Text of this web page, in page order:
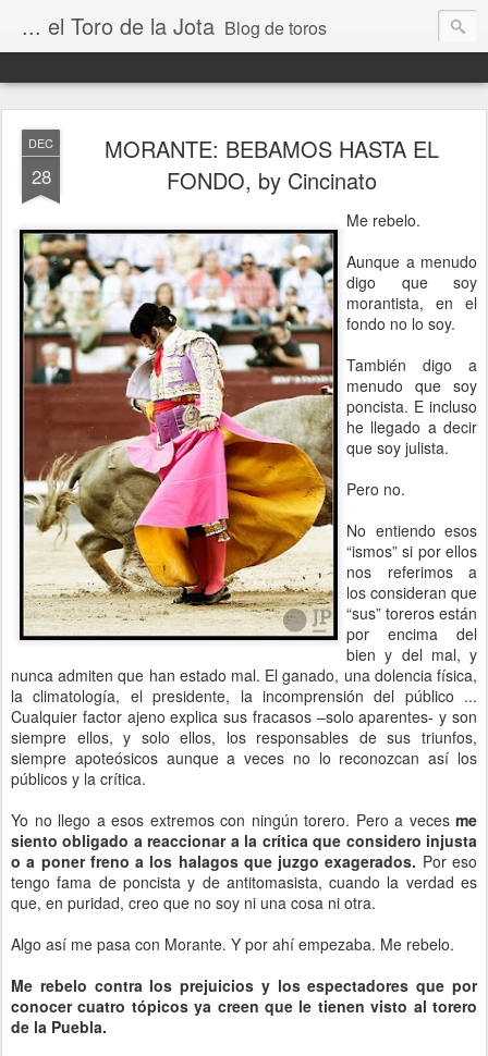
... el Toro de la Jota Blog de toros
DEC
28
MORANTE: BEBAMOS HASTA EL
FONDO, by Cincinato
Me rebelo.
Aunque a menudo
digo que soy
morantista, en el
fondo no lo soy.
También digo a
menudo que soy
poncista. E incluso
he llegado a decir
que soy julista.
Pero no.
No entiendo esos
“ismos” si por ellos
nos referimos a
los consideran que
“sus” toreros están
por encima del
bien y del mal, y
nunca admiten que han estado mal. El ganado, una dolencia física,
la climatología, el presidente, la incomprensión del público ...
Cualquier factor ajeno explica sus fracasos –solo aparentes- y son
siempre ellos, y solo ellos, los responsables de sus triunfos,
siempre apoteósicos aunque a veces no lo reconozcan así los
públicos y la crítica.
Yo no llego a esos extremos con ningún torero. Pero a veces me
siento obligado a reaccionar a la crítica que considero injusta
o a poner freno a los halagos que juzgo exagerados. Por eso
tengo fama de poncista y de antitomasista, cuando la verdad es
que, en puridad, creo que no soy ni una cosa ni otra.
Algo así me pasa con Morante. Y por ahí empezaba. Me rebelo.
Me rebelo contra los prejuicios y los espectadores que por
conocer cuatro tópicos ya creen que le tienen visto al torero
de la Puebla.